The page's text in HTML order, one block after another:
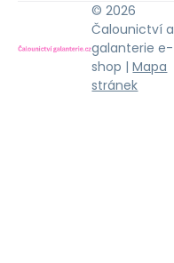
© 2026
Čalounictví a
galanterie e-
shop |Mapa
stránek